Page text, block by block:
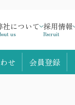
社について
us
採用情報
Recruit
せ 会員登録